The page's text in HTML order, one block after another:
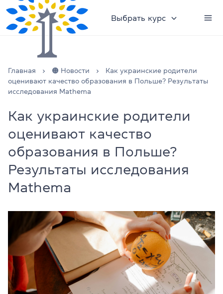
Выбрать курс
Главная 🟠 Новости
Как украинские родители
оценивают качество образования в Польше? Результаты
исследования Mathema
Как украинские родители
оценивают качество
образования в Польше?
Результаты исследования
Mathema